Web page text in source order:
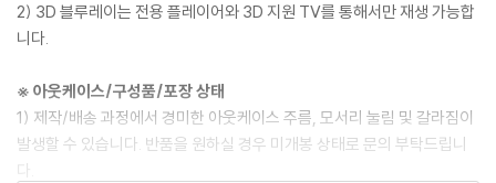
2) 3D 블루레이는 전용 플레이어와 3D 지원 TV를 통해서만 재생 가능합
니다.
※ 아웃케이스/구성품/포장 상태
1) 제작/배송 과정에서 경미한 아웃케이스 주름, 모서리 눌림 및 갈라짐이
발생할 수 있습니다. 반품을 원하실 경우 미개봉 상태로 문의 부탁드립니
다.